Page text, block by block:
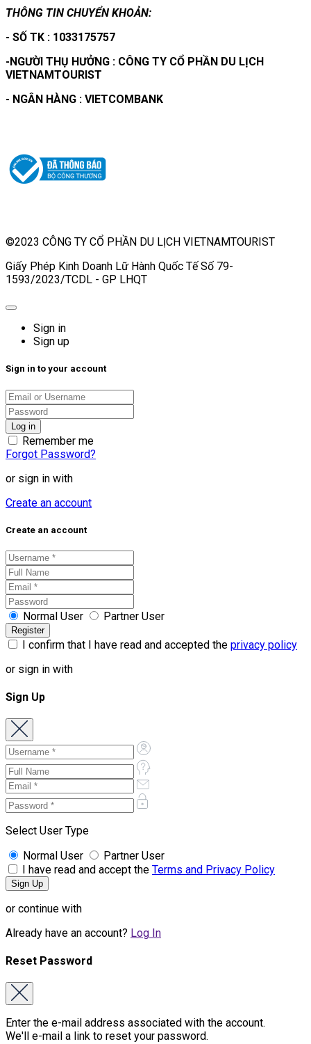
THÔNG TIN CHUYỂN KHOẢN:
- SỐ TK : 1033175757
-NGƯỜI THỤ HƯỞNG : CÔNG TY CỔ PHẦN DU LỊCH
VIETNAMTOURIST
- NGÂN HÀNG : VIETCOMBANK
©2023 CÔNG TY CỔ PHẦN DU LỊCH VIETNAMTOURIST
Giấy Phép Kinh Doanh Lữ Hành Quốc Tế Số 79-
1593/2023/TCDL - GP LHQT
Sign in
Sign up
Sign in to your account
Remember me
Forgot Password?
or sign in with
Create an account
Create an account
Normal User Partner User
I confirm that I have read and accepted the privacy policy
or sign in with
Sign Up
Select User Type
Normal User
Partner User
I have read and accept the Terms and Privacy Policy
or continue with
Already have an account? Log In
Reset Password
Enter the e-mail address associated with the account.
We'll e-mail a link to reset your password.